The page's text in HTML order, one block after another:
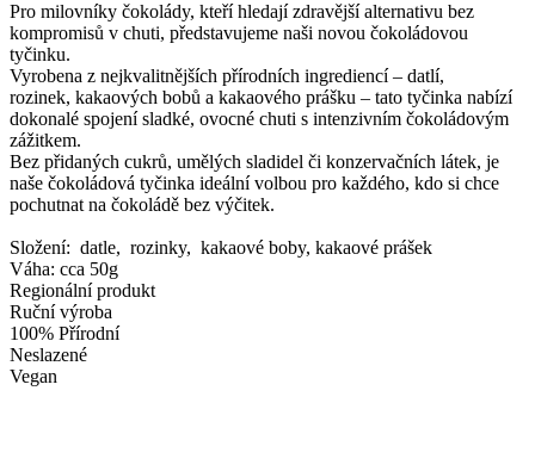
Pro milovníky čokolády, kteří hledají zdravější alternativu bez
kompromisů v chuti, představujeme naši novou čokoládovou
tyčinku.
Vyrobena z nejkvalitnějších přírodních ingrediencí – datlí,
rozinek, kakaových bobů a kakaového prášku – tato tyčinka nabízí
dokonalé spojení sladké, ovocné chuti s intenzivním čokoládovým
zážitkem.
Bez přidaných cukrů, umělých sladidel či konzervačních látek, je
naše čokoládová tyčinka ideální volbou pro každého, kdo si chce
pochutnat na čokoládě bez výčitek.
Složení: datle, rozinky, kakaové boby, kakaové prášek
Váha: cca 50g
Regionální produkt
Ruční výroba
100% Přírodní
Neslazené
Vegan